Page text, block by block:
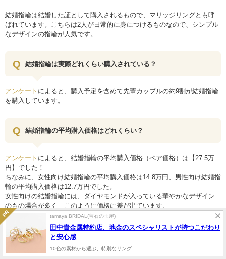
tamaya BRIDAL(宝石の玉屋)
田中貴金属特約店、地金のスペシャリストが持つこだわり
と安心感
10色の素材から選ぶ、特別なリング
結婚指輪は結婚した証として購入されるもので、マリッジリングとも呼
ばれています。こちらは2人が日常的に身につけるものなので、シンプル
なデザインの指輪が人気です。
結婚指輪は実際どれくらい購入されている？
アンケート によると、購入予定を含めて先輩カップルの約9割が結婚指輪
を購入しています。
結婚指輪の平均購入価格はどれくらい？
アンケート によると、結婚指輪の平均購入価格（ペア価格）は【27.5万
円】でした！
ちなみに、女性向け結婚指輪の平均購入価格は14.8万円、男性向け結婚指
輪の平均購入価格は12.7万円でした。
女性向けの結婚指輪には、ダイヤモンドが入っている華やかなデザイン
のもの場合が多く、このように価格に差が出ています。
結婚指輪はどこで購入するのがおすすめ？